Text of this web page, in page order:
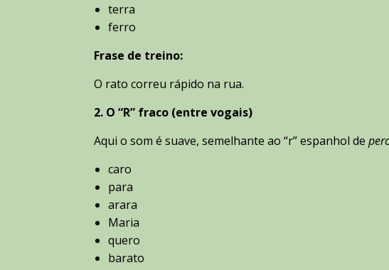
terra
ferro
Frase de treino:
O rato correu rápido na rua.
2. O “R” fraco (entre vogais)
Aqui o som é suave, semelhante ao “r” espanhol de
caro
para
arara
Maria
quero
barato